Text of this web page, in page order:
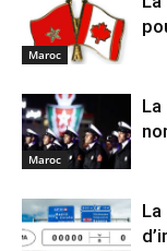
Maroc
Maroc
La